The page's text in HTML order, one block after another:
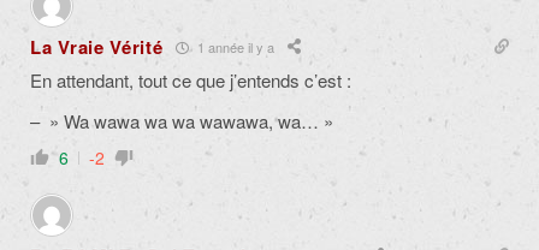
La Vraie Vérité 1 année il y a
En attendant, tout ce que j’entends c’est :
– » Wa wawa wa wa wawawa, wa… »
6 -2